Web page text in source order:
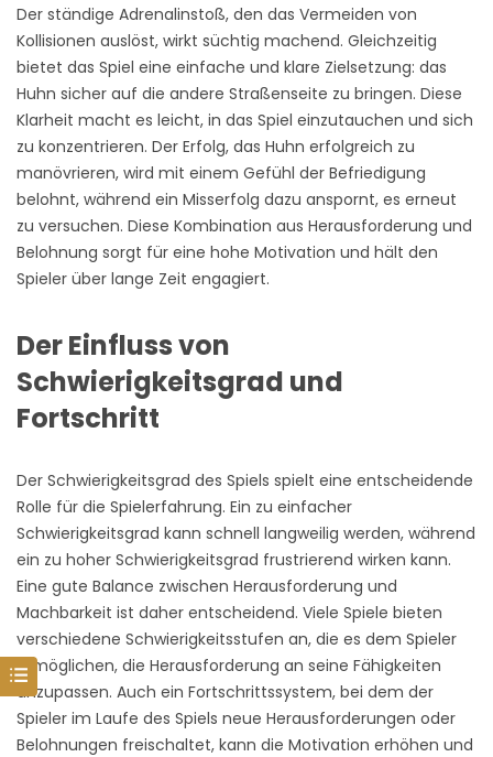
Der ständige Adrenalinstoß, den das Vermeiden von
Kollisionen auslöst, wirkt süchtig machend. Gleichzeitig
bietet das Spiel eine einfache und klare Zielsetzung: das
Huhn sicher auf die andere Straßenseite zu bringen. Diese
Klarheit macht es leicht, in das Spiel einzutauchen und sich
zu konzentrieren. Der Erfolg, das Huhn erfolgreich zu
manövrieren, wird mit einem Gefühl der Befriedigung
belohnt, während ein Misserfolg dazu anspornt, es erneut
zu versuchen. Diese Kombination aus Herausforderung und
Belohnung sorgt für eine hohe Motivation und hält den
Spieler über lange Zeit engagiert.
Der Einfluss von
Schwierigkeitsgrad und
Fortschritt
Der Schwierigkeitsgrad des Spiels spielt eine entscheidende
Rolle für die Spielerfahrung. Ein zu einfacher
Schwierigkeitsgrad kann schnell langweilig werden, während
ein zu hoher Schwierigkeitsgrad frustrierend wirken kann.
Eine gute Balance zwischen Herausforderung und
Machbarkeit ist daher entscheidend. Viele Spiele bieten
verschiedene Schwierigkeitsstufen an, die es dem Spieler
ermöglichen, die Herausforderung an seine Fähigkeiten
anzupassen. Auch ein Fortschrittssystem, bei dem der
Spieler im Laufe des Spiels neue Herausforderungen oder
Belohnungen freischaltet, kann die Motivation erhöhen und